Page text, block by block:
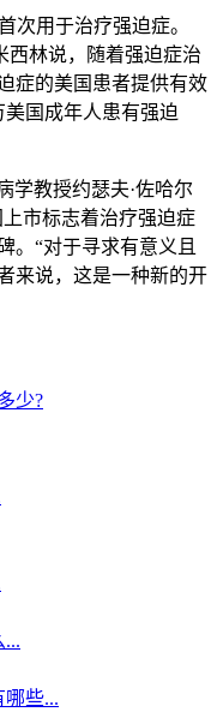
用于治疗强迫症。
西林说，随着强迫症治
症的美国患者提供有效
国成年人患有强迫
教授约瑟夫·佐哈尔
市标志着治疗强迫症
。“对于寻求有意义且
来说，这是一种新的开
少?
...
些...